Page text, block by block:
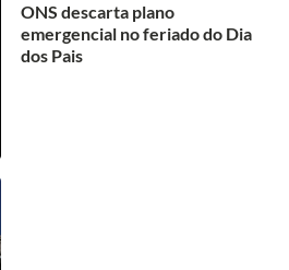
ONS descarta plano
emergencial no feriado do Dia
dos Pais